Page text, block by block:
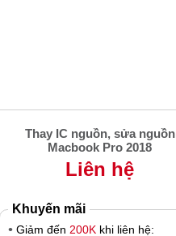
Thay IC nguồn, sửa nguồn
Macbook Pro 2018
Liên hệ
Khuyến mãi
Giảm đến 200Kkhi liên hệ: